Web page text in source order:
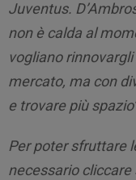
Juventus.
non è calda al
vogliano
mercato, ma con
e trovare più
Per poter sfruttare
necessario